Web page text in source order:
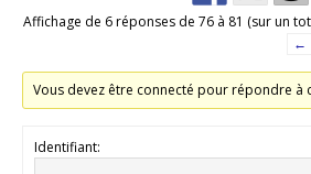
Affichage de 6 réponses de 76 à 81 (sur un
←
Vous devez être connecté pour répondre à
Identifiant: